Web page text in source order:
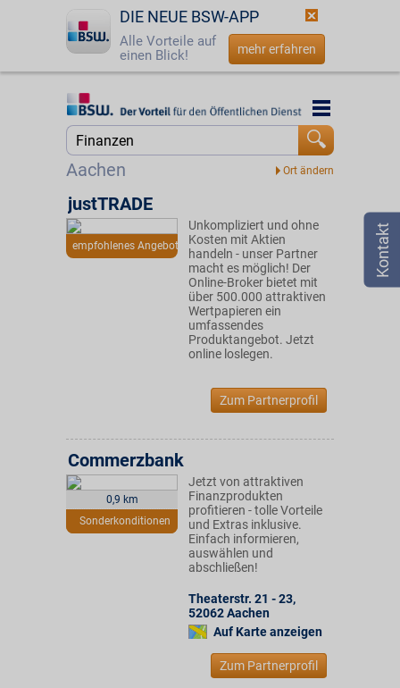
DIE NEUE BSW-APP
Alle Vorteile auf
einen Blick!
mehr erfahren
Startseite
☎ 0800 - 279 25 82
Aachen
Startseite
empfohlenes Angebot
justTRADE
Unkompliziert und ohne
Kosten mit Aktien
handeln - unser Partner
macht es möglich! Der
Online-Broker bietet mit
über 500.000 attraktiven
Wertpapieren ein
umfassendes
Produktangebot. Jetzt
online loslegen.
Zum Partnerprofil
0,9 km
Sonderkonditionen
Commerzbank
Jetzt von attraktiven
Finanzprodukten
profitieren - tolle Vorteile
und Extras inklusive.
Einfach informieren,
auswählen und
abschließen!
Theaterstr. 21 - 23,
52062Aachen
Auf Karte anzeigen
Zum Partnerprofil